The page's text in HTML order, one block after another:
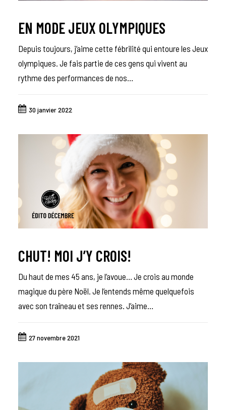
EN MODE JEUX OLYMPIQUES
Depuis toujours, j’aime cette fébrilité qui entoure les Jeux
olympiques. Je fais partie de ces gens qui vivent au
rythme des performances de nos…
30 janvier 2022
CHUT! MOI J’Y CROIS!
Du haut de mes 45 ans, je l’avoue… Je crois au monde
magique du père Noël. Je l’entends même quelquefois
avec son traîneau et ses rennes. J’aime…
27 novembre 2021